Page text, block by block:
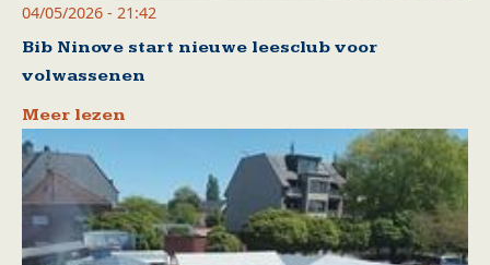
04/05/2026 - 21:42
Bib Ninove start nieuwe leesclub voor
volwassenen
Meer lezen